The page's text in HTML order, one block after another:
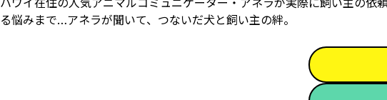
る悩みまで…アネラが聞いて、つないだ犬と飼い主の絆。